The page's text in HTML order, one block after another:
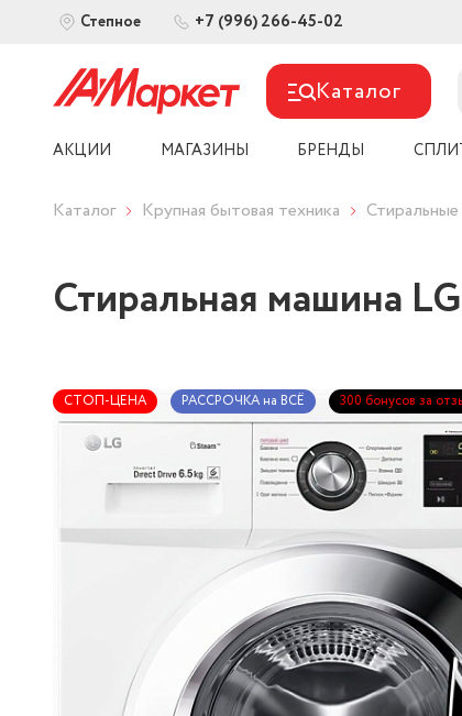
Степное +7 (996) 266-45-02
Каталог
АКЦИИ МАГАЗИНЫ БРЕНДЫ
Каталог Крупная бытовая техника
Стиральная машина
СТОП-ЦЕНА РАССРОЧКА на ВСЁ 300 бонусов за